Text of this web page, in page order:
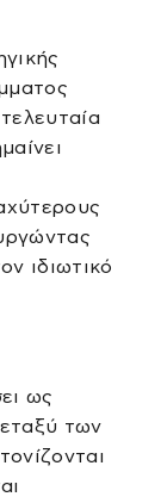
ιδιωτικό
ως
των